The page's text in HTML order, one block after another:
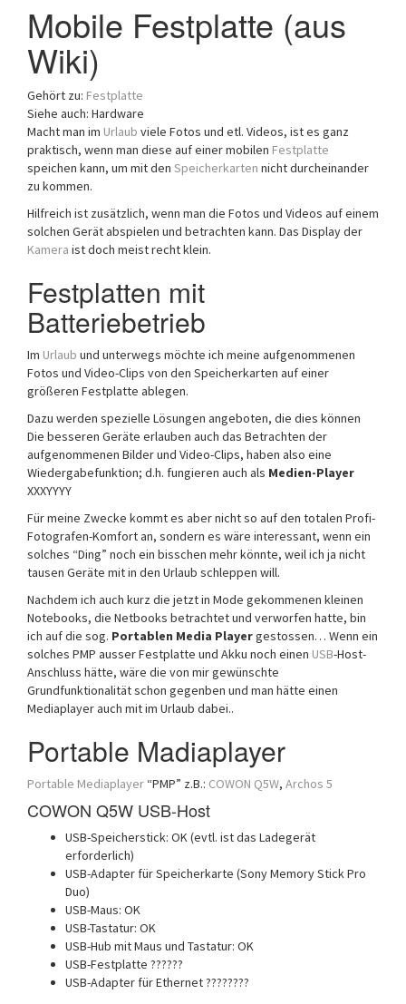
Mobile Festplatte (aus
Wiki)
Gehört zu: Festplatte
Siehe auch: Hardware
Macht man im Urlaub viele Fotos und etl. Videos, ist es ganz
praktisch, wenn man diese auf einer mobilen Festplatte
speichen kann, um mit den Speicherkarten nicht durcheinander
zu kommen.
Hilfreich ist zusätzlich, wenn man die Fotos und Videos auf einem
solchen Gerät abspielen und betrachten kann. Das Display der
Kamera ist doch meist recht klein.
Festplatten mit
Batteriebetrieb
Im Urlaub und unterwegs möchte ich meine aufgenommenen
Fotos und Video-Clips von den Speicherkarten auf einer
größeren Festplatte ablegen.
Dazu werden spezielle Lösungen angeboten, die dies können
Die besseren Geräte erlauben auch das Betrachten der
aufgenommenen Bilder und Video-Clips, haben also eine
Wiedergabefunktion; d.h. fungieren auch als Medien-Player
XXXYYYY
Für meine Zwecke kommt es aber nicht so auf den totalen Profi-
Fotografen-Komfort an, sondern es wäre interessant, wenn ein
solches “Ding” noch ein bisschen mehr könnte, weil ich ja nicht
tausen Geräte mit in den Urlaub schleppen will.
Nachdem ich auch kurz die jetzt in Mode gekommenen kleinen
Notebooks, die Netbooks betrachtet und verworfen hatte, bin
ich auf die sog. Portablen Media Playergestossen… Wenn ein
solches PMP ausser Festplatte und Akku noch einen USB-Host-
Anschluss hätte, wäre die von mir gewünschte
Grundfunktionalität schon gegenben und man hätte einen
Mediaplayer auch mit im Urlaub dabei..
Portable Madiaplayer
Portable Mediaplayer “PMP” z.B.: COWON Q5W, Archos 5
COWON Q5W USB-Host
USB-Speicherstick: OK (evtl. ist das Ladegerät
erforderlich)
USB-Adapter für Speicherkarte (Sony Memory Stick Pro
Duo)
USB-Maus: OK
USB-Tastatur: OK
USB-Hub mit Maus und Tastatur: OK
USB-Festplatte ??????
USB-Adapter für Ethernet ????????